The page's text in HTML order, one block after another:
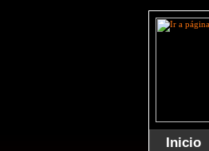
Inicio